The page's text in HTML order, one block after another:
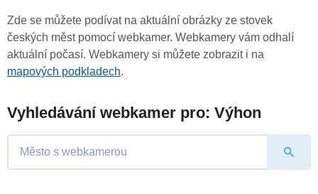
Zde se můžete podívat na aktuální obrázky ze stovek
českých měst pomocí webkamer. Webkamery vám odhalí
aktuální počasí. Webkamery si můžete zobrazit i na
mapových podkladech.
Vyhledávání webkamer pro: Výhon